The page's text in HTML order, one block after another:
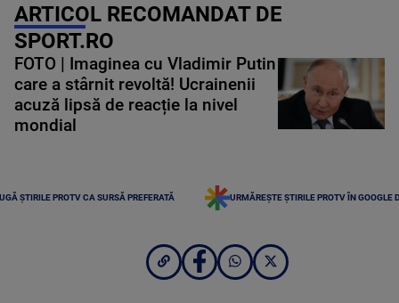
ARTICOL RECOMANDAT DE
SPORT.RO
FOTO | Imaginea cu Vladimir Putin
care a stârnit revoltă! Ucrainenii
acuză lipsă de reacție la nivel
mondial
ȘTIRILE PROTV CA SURSĂ PREFERATĂ URMĂREȘTE ȘTIRILE PROTV ÎN GOOGLE